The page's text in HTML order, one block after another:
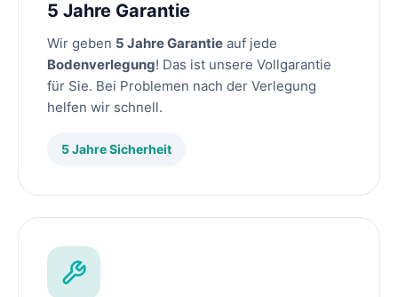
5 Jahre Garantie
Wir geben 5 Jahre Garantie auf jede
Bodenverlegung! Das ist unsere Vollgarantie
für Sie. Bei Problemen nach der Verlegung
helfen wir schnell.
5 Jahre Sicherheit